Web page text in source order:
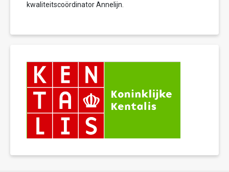
kwaliteitscoördinator Annelijn.